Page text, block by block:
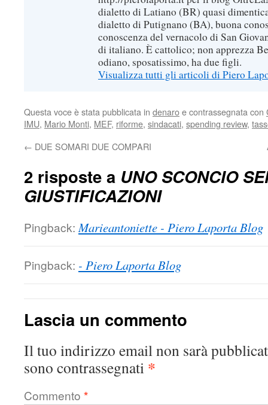
dialetto di Latiano (BR) quasi
dialetto di Putignano (BA), buona
conoscenza del vernacolo di San
di italiano. È cattolico; non apprezza
odiano, sposatissimo, ha due figli.
Visualizza tutti gli articoli di Piero
Questa voce è stata pubblicata in denaroe contrassegnata con
IMU, Mario Monti, MEF, riforme, sindacati, spending review,
← DUE SOMARI DUE COMPARI
2 risposte a UNO SCONCIO
GIUSTIFICAZIONI
Pingback: Marieantoniette - Piero Laporta Blog
Pingback: - Piero Laporta Blog
Lascia un commento
Il tuo indirizzo email non sarà
sono contrassegnati *
Commento *